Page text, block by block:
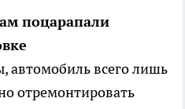
поцарапали
автомобиль всего лишь
отремонтировать